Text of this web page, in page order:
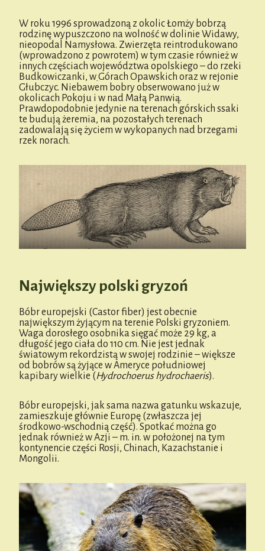
W roku 1996 sprowadzoną z okolic Łomży bobrzą
rodzinę wypuszczono na wolność w dolinie Widawy,
nieopodal Namysłowa. Zwierzęta reintrodukowano
(wprowadzono z powrotem) w tym czasie również w
innych częściach województwa opolskiego – do rzeki
Budkowiczanki, wGórach Opawskich oraz w rejonie
Głubczyc. Niebawem bobry obserwowano już w
okolicach Pokoju i w nad Małą Panwią.
Prawdopodobnie jedynie na terenach górskich ssaki
te budują żeremia, na pozostałych terenach
zadowalają się życiem w wykopanych nad brzegami
rzek norach.
Największy polski gryzoń
Bóbr europejski (Castor fiber) jest obecnie
największym żyjącym na terenie Polski gryzoniem.
Waga dorosłego osobnika sięgać może 29 kg, a
długość jego ciała do 110 cm. Nie jest jednak
światowym rekordzistą w swojej rodzinie – większe
od bobrów są żyjące w Ameryce południowej
kapibary wielkie (Hydrochoerus hydrochaeris).
Bóbr europejski, jak sama nazwa gatunku wskazuje,
zamieszkuje głównie Europę (zwłaszcza jej
środkowo-wschodnią część). Spotkać można go
jednak również w Azji – m. in. w położonej na tym
kontynencie części Rosji, Chinach, Kazachstanie i
Mongolii.